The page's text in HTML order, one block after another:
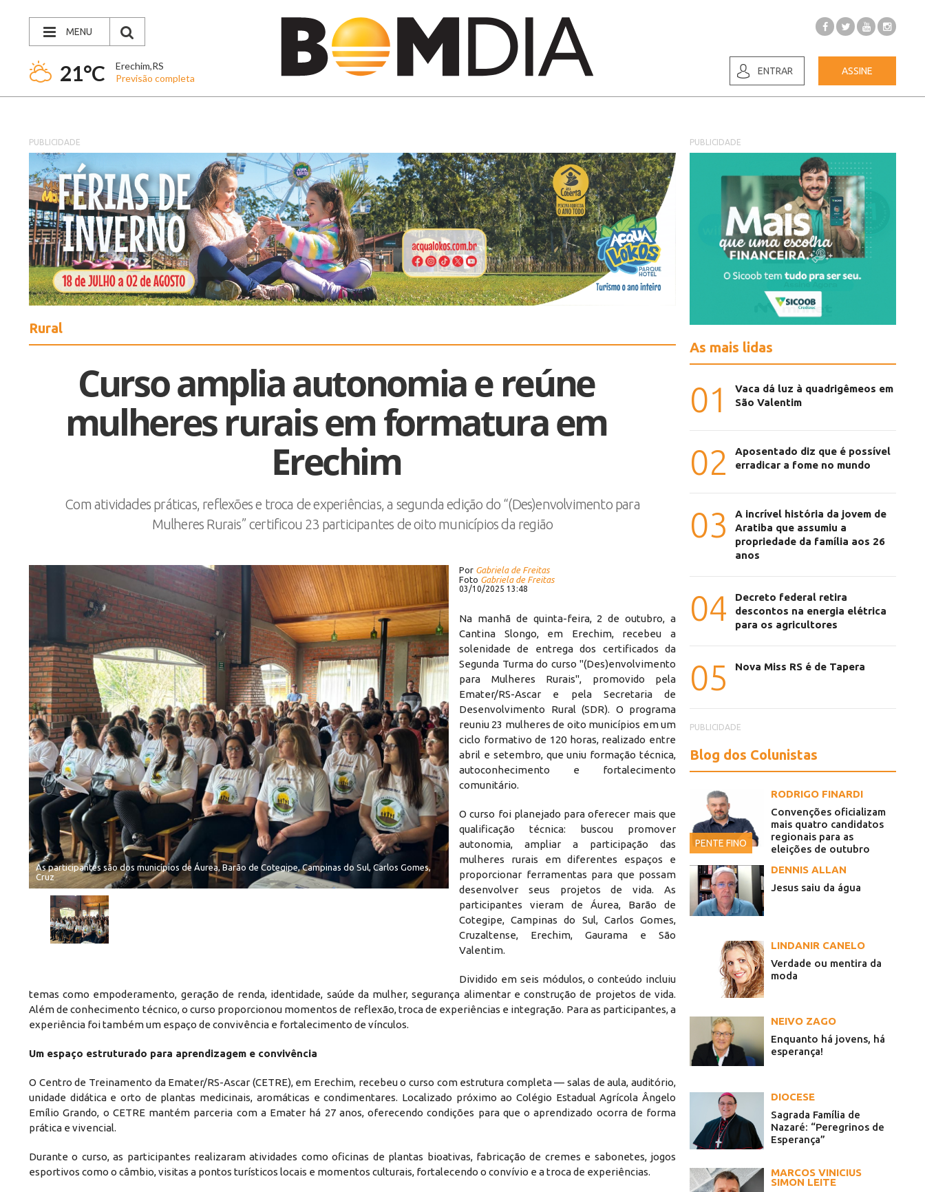
MENU
21°C
Erechim,RS
Previsão completa
ENTRAR ASSINE
PUBLICIDADE
Rural
Curso amplia autonomia e reúne
mulheres rurais em formatura em
Erechim
Com atividades práticas, reflexões e troca de experiências, a segunda edição do “(Des)envolvimento para
Mulheres Rurais” certificou 23 participantes de oito municípios da região
As participantes são dos municípios de Áurea, Barão de Cotegipe, Campinas do Sul, Carlos Gomes,
Cruz
Por Gabriela de Freitas
Foto Gabriela de Freitas
03/10/2025 13:48
Na manhã de quinta-feira, 2 de outubro, a
Cantina Slongo, em Erechim, recebeu a
solenidade de entrega dos certificados da
Segunda Turma do curso "(Des)envolvimento
para Mulheres Rurais", promovido pela
Emater/RS-Ascar e pela Secretaria de
Desenvolvimento Rural (SDR). O programa
reuniu 23 mulheres de oito municípios em um
ciclo formativo de 120 horas, realizado entre
abril e setembro, que uniu formação técnica,
autoconhecimento e fortalecimento
comunitário.
O curso foi planejado para oferecer mais que
qualificação técnica: buscou promover
autonomia, ampliar a participação das
mulheres rurais em diferentes espaços e
proporcionar ferramentas para que possam
desenvolver seus projetos de vida. As
participantes vieram de Áurea, Barão de
Cotegipe, Campinas do Sul, Carlos Gomes,
Cruzaltense, Erechim, Gaurama e São
Valentim.
Dividido em seis módulos, o conteúdo incluiu
temas como empoderamento, geração de renda, identidade, saúde da mulher, segurança alimentar e construção de projetos de vida.
Além de conhecimento técnico, o curso proporcionou momentos de reflexão, troca de experiências e integração. Para as participantes, a
experiência foi também um espaço de convivência e fortalecimento de vínculos.
Um espaço estruturado para aprendizagem e convivência
O Centro de Treinamento da Emater/RS-Ascar (CETRE), em Erechim, recebeu o curso com estrutura completa — salas de aula, auditório,
unidade didática e orto de plantas medicinais, aromáticas e condimentares. Localizado próximo ao Colégio Estadual Agrícola Ângelo
Emílio Grando, o CETRE mantém parceria com a Emater há 27 anos, oferecendo condições para que o aprendizado ocorra de forma
prática e vivencial.
Durante o curso, as participantes realizaram atividades como oficinas de plantas bioativas, fabricação de cremes e sabonetes, jogos
esportivos como o câmbio, visitas a pontos turísticos locais e momentos culturais, fortalecendo o convívio e a troca de experiências.
PUBLICIDADE
As mais lidas
01
Vaca dá luz à quadrigêmeos em
São Valentim
02
Aposentado diz que é possível
erradicar a fome no mundo
03
A incrível história da jovem de
Aratiba que assumiu a
propriedade da família aos 26
anos
04
Decreto federal retira
descontos na energia elétrica
para os agricultores
05 Nova Miss RS é de Tapera
PUBLICIDADE
Blog dos Colunistas
PENTE FINO
RODRIGO FINARDI
Convenções oficializam
mais quatro candidatos
regionais para as
eleições de outubro
DENNIS ALLAN
Jesus saiu da água
LINDANIR CANELO
Verdade ou mentira da
moda
NEIVO ZAGO
Enquanto há jovens, há
esperança!
DIOCESE
Sagrada Família de
Nazaré: “Peregrinos de
Esperança”
MARCOS VINICIUS
SIMON LEITE